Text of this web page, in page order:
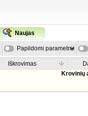
Naujas
Papildomi parametrai
Iškrovimas
Krovinių